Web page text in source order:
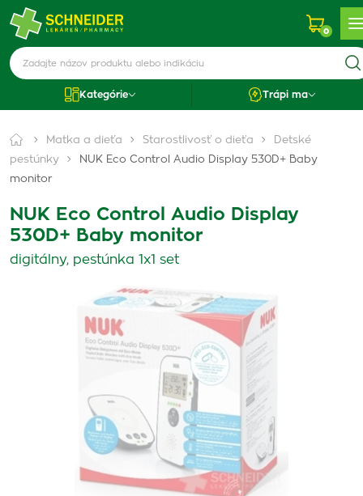
0
Kategórie Trápi ma
Matka a dieťa Starostlivosť o dieťa
Detské
pestúnky
NUK Eco Control Audio Display 530D+ Baby
monitor
NUK Eco Control Audio Display
530D+ Baby monitor
digitálny, pestúnka 1x1 set